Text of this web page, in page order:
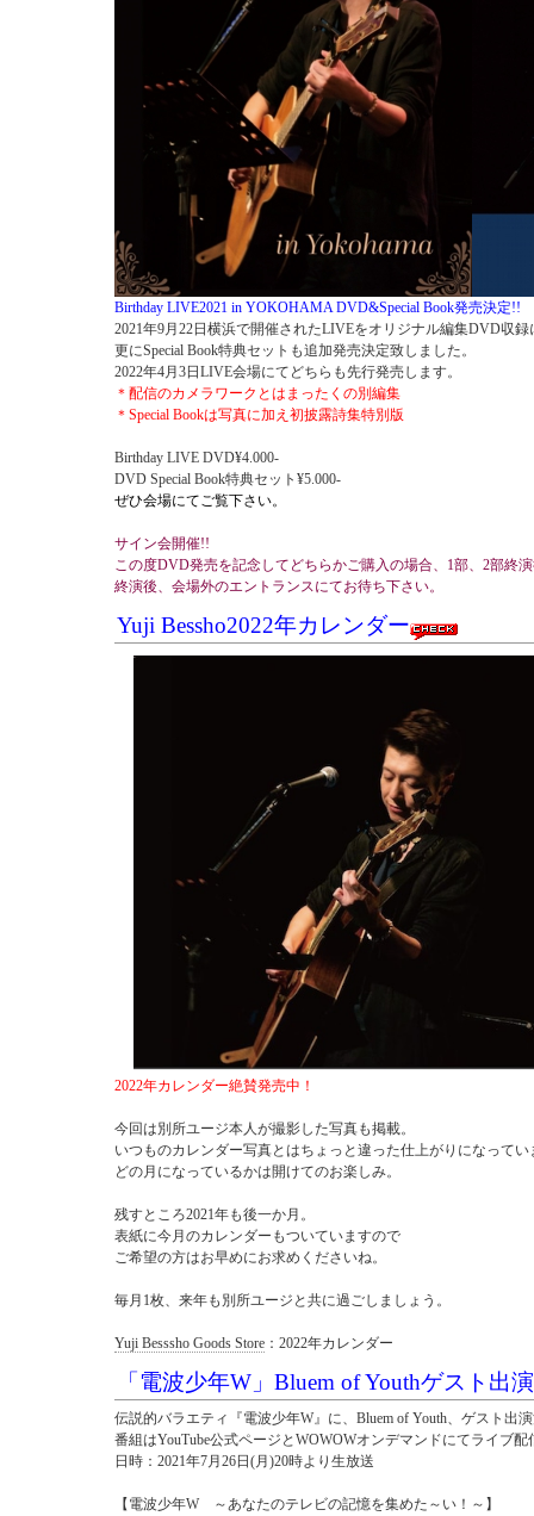
Birthday LIVE2021 in YOKOHAMA DVD&Special Book発売決定!!
2021年9月22日横浜で開催されたLIVEをオリジナル編集DVD収
更にSpecial Book特典セットも追加発売決定致しました。
2022年4月3日LIVE会場にてどちらも先行発売します。
＊配信のカメラワークとはまったくの別編集
＊Special Bookは写真に加え初披露詩集特別版
Birthday LIVE DVD¥4.000-
DVD Special Book特典セット¥5.000-
ぜひ会場にてご覧下さい。
サイン会開催!!
この度DVD発売を記念してどちらかご購入の場合、1部、2部終
終演後、会場外のエントランスにてお待ち下さい。
Yuji Bessho2022年カレンダー
2022年カレンダー絶賛発売中！
今回は別所ユージ本人が撮影した写真も掲載。
いつものカレンダー写真とはちょっと違った仕上がりになってい
どの月になっているかは開けてのお楽しみ。
残すところ2021年も後一か月。
表紙に今月のカレンダーもついていますので
ご希望の方はお早めにお求めくださいね。
毎月1枚、来年も別所ユージと共に過ごしましょう。
Yuji Besssho Goods Store：2022年カレンダー
「電波少年W」Bluem of Youthゲスト出演
伝説的バラエティ『電波少年W』に、Bluem of Youth、ゲスト出
番組はYouTube公式ページとWOWOWオンデマンドにてライブ配
日時：2021年7月26日(月)20時より生放送
【電波少年W ～あなたのテレビの記憶を集めた～い！～】